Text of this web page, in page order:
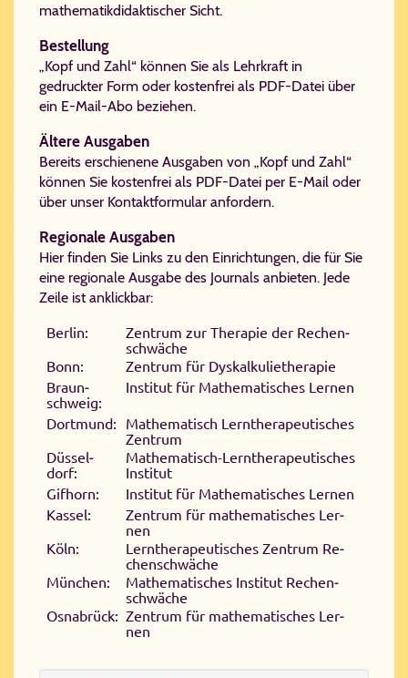
mathematikdidaktischer Sicht.
Bestellung
„Kopf und Zahl“ können Sie als Lehrkraft in
gedruckter Form oder kostenfrei als PDF-Datei über
ein E-Mail-Abo beziehen.
Ältere Ausgaben
Bereits erschienene Ausgaben von „Kopf und Zahl“
können Sie kostenfrei als PDF-Datei per E-Mail oder
über unser Kontaktformular anfordern.
Regionale Ausgaben
Hier finden Sie Links zu den Einrichtungen, die für Sie
eine regionale Ausgabe des Journals anbieten. Jede
Zeile ist anklickbar:
Ber­lin:
Zen­trum zur The­ra­pie der Re­chen­
schwä­che
Bonn:
Zen­trum für Dys­kal­ku­lie­the­ra­pie
Braun­
schweig:
In­sti­tut für Ma­the­ma­ti­sches Ler­nen
Dort­mund:
Ma­the­ma­tisch Lern­the­ra­peu­ti­sches
Zen­trum
Düs­sel­
dorf:
Ma­the­ma­tisch-​Lern­the­ra­peu­ti­sches
In­sti­tut
Gif­horn:
In­sti­tut für Ma­the­ma­ti­sches Ler­nen
Kas­sel:
Zen­trum für ma­the­ma­ti­sches Ler­
nen
Köln:
Lern­the­ra­peu­ti­sches Zen­trum Re­
chen­schwä­che
Mün­chen:
Ma­the­ma­ti­sches In­sti­tut Re­chen­
schwä­che
Os­na­brück: Zen­trum für ma­the­ma­ti­sches Ler­
nen